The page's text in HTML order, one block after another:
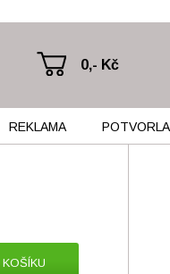
0,- Kč
REKLAMA